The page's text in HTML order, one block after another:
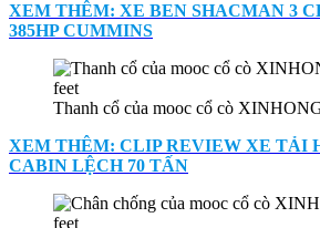
XEM THÊM: XE BEN SHACMAN 3
385HP CUMMINS
Thanh cổ của mooc cổ cò
XEM THÊM: CLIP REVIEW XE TẢI
CABIN LỆCH 70 TẤN